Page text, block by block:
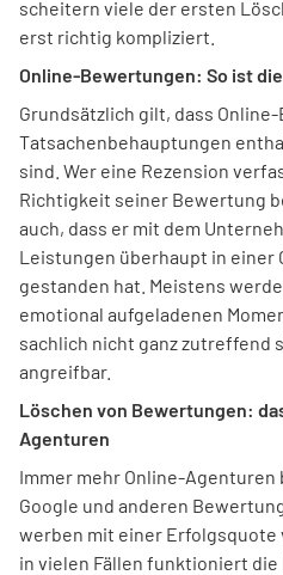
scheitern viele der ersten
erst richtig kompliziert.
Online-Bewertungen: So ist
Grundsätzlich gilt, dass
Tatsachenbehauptungen
sind. Wer eine Rezension
Richtigkeit seiner Bewertung
auch, dass er mit dem
Leistungen überhaupt in einer
gestanden hat. Meistens
emotional aufgeladenen
sachlich nicht ganz zutreffend
angreifbar.
Löschen von Bewertungen:
Agenturen
Immer mehr Online-
Google und anderen
werben mit einer Erfolgsquote
in vielen Fällen funktioniert die